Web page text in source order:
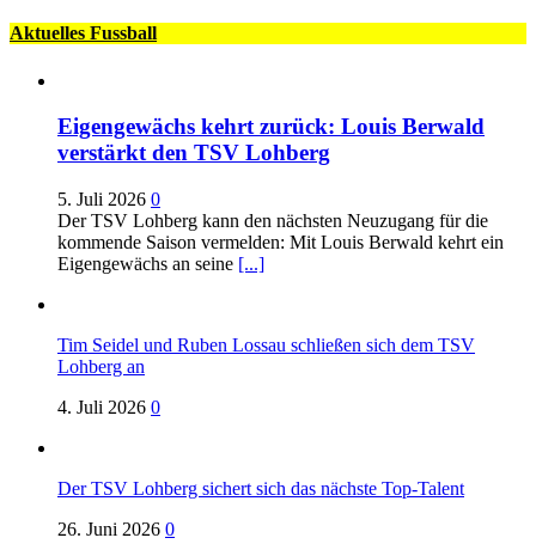
Aktuelles Fussball
Eigengewächs kehrt zurück: Louis Berwald
verstärkt den TSV Lohberg
5. Juli 2026 0
Der TSV Lohberg kann den nächsten Neuzugang für die
kommende Saison vermelden: Mit Louis Berwald kehrt ein
Eigengewächs an seine [...]
Tim Seidel und Ruben Lossau schließen sich dem TSV
Lohberg an
4. Juli 2026 0
Der TSV Lohberg sichert sich das nächste Top-Talent
26. Juni 2026 0